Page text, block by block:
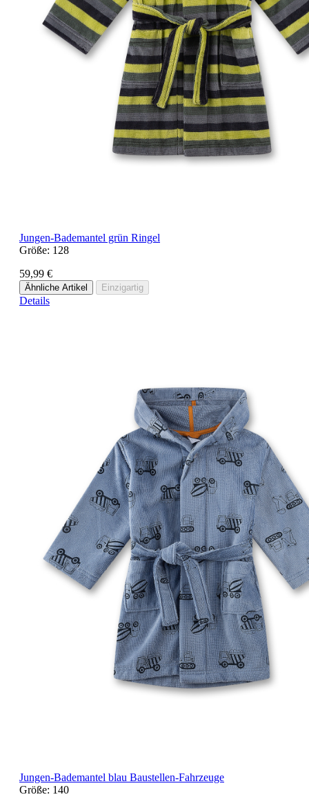
Jungen-Bademantel grün Ringel
Größe: 128
59,99 €
Ähnliche Artikel Einzigartig
Details
Jungen-Bademantel blau Baustellen-Fahrzeuge
Größe: 140